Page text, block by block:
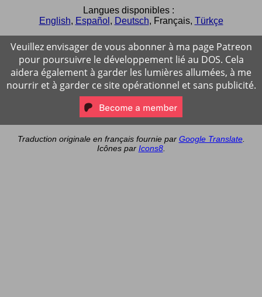
Langues disponibles :
English, Español , Deutsch, Français, Türkçe
Veuillez envisager de vous abonner à ma page Patreon
pour poursuivre le développement lié au DOS. Cela
aidera également à garder les lumières allumées, à me
nourrir et à garder ce site opérationnel et sans publicité.
Traduction originale en français fournie par Google Translate.
Icônes par Icons8.